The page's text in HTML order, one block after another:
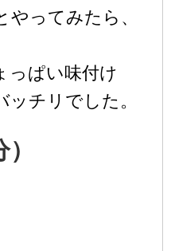
ってみたら、
っぱい味付け
チリでした。